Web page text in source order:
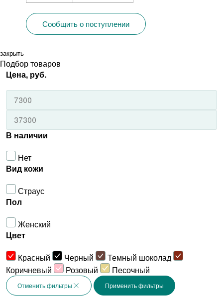
Сообщить о поступлении
закрыть
Подбор товаров
Цена, руб.
В наличии
Нет
Вид кожи
Страус
Пол
Женский
Цвет
Красный
Черный
Темный шоколад
Коричневый
Розовый Песочный
Отменить фильтры